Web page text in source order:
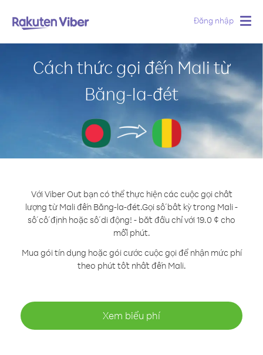
Đăng nhập
Cách thức gọi đến Mali từ
Băng-la-đét
Với Viber Out bạn có thể thực hiện các cuộc gọi chất
lượng từ Mali đến Băng-la-đét.Gọi số bất kỳ trong Mali -
số cố định hoặc số di động! - bắt đầu chỉ với 19.0 ¢ cho
mỗi phút.
Mua gói tín dụng hoặc gói cước cuộc gọi để nhận mức phí
theo phút tốt nhất đến Mali.
Xem biểu phí